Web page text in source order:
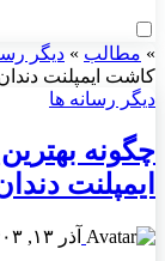
» مطالب » دیگر
کاشت ایمپلنت
دیگر رسانه ها
چگونه
ایمپلنت
آذر ۱۳, ۱۴۰۳